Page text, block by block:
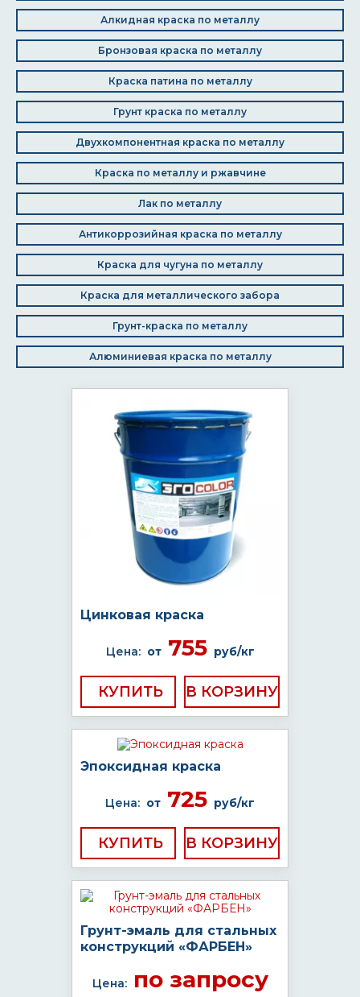
Алкидная краска по металлу
Бронзовая краска по металлу
Краска патина по металлу
Грунт краска по металлу
Двухкомпонентная краска по металлу
Краска по металлу и ржавчине
Лак по металлу
Антикоррозийная краска по металлу
Краска для чугуна по металлу
Краска для металлического забора
Грунт-краска по металлу
Алюминиевая краска по металлу
Цинковая краска
Цена: от755 руб/кг
КУПИТЬ
Эпоксидная краска
Цена: от 725 руб/кг
КУПИТЬ
Грунт-эмаль для стальных
конструкций «ФАРБЕН»
Цена:по запросу